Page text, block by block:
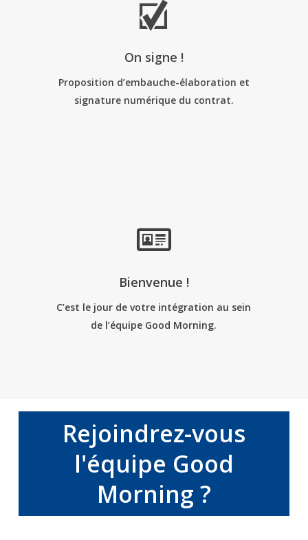
On signe !
Proposition d’embauche-élaboration et
signature numérique du contrat.
Bienvenue !
C’est le jour de votre intégration au sein
de l’équipe Good Morning.
Rejoindrez-vous
l'équipe Good
Morning ?